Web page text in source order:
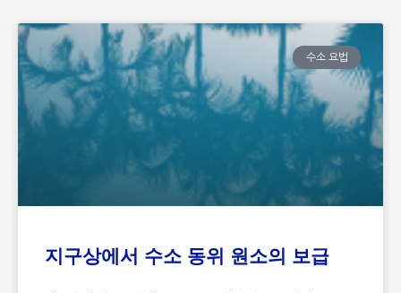
수소 요법
지구상에서 수소 동위 원소의 보급